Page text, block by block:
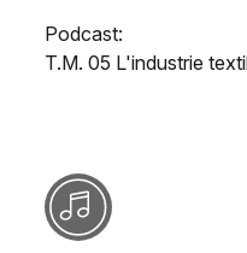
Podcast:
T.M. 05 L'industrie